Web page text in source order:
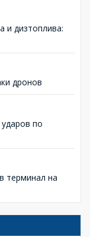
и дизтоплива:
дронов
по
терминал на